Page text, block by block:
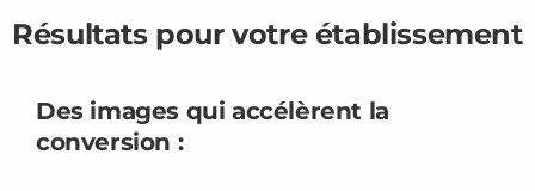
Résultats pour votre établissement
Des images quiaccélèrent la
conversion :